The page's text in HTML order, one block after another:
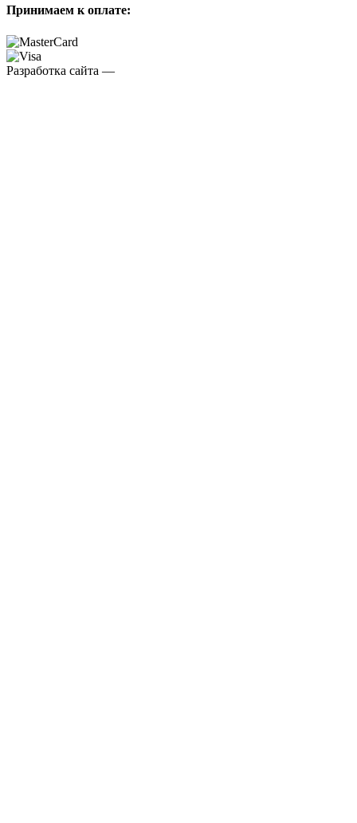
Принимаем к оплате:
Разработка сайта —